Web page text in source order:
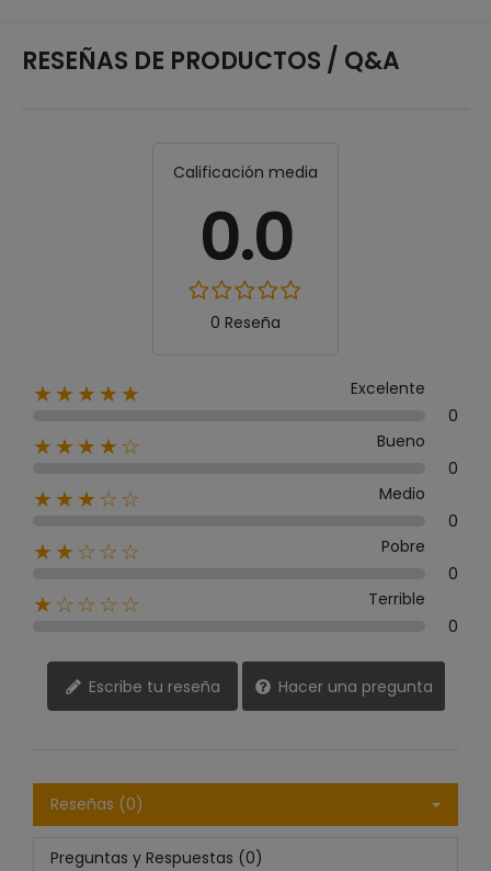
RESEÑAS DE PRODUCTOS / Q&A
Calificación media
0.0
0 Reseña
★★★★★
Excelente
0
★★★★☆
Bueno
0
★★★☆☆
Medio
0
★★☆☆☆
Pobre
0
★☆☆☆☆
Terrible
0
Escribe tu reseña Hacer una pregunta
Reseñas (0)
Preguntas y Respuestas (0)